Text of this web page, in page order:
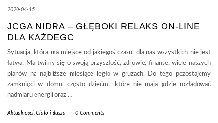
2020-04-15
JOGA NIDRA – GŁĘBOKI RELAKS ON-LINE
DLA KAŻDEGO
Sytuacja, która ma miejsce od jakiegoś czasu, dla nas wszystkich nie jest
łatwa. Martwimy się o swoją przyszłość, zdrowie, finanse, wiele naszych
planów na najbliższe miesiące legło w gruzach. Do tego pozostajemy
zamknięci w domu, często dziećmi, które nie mają gdzie rozładować
nadmiaru energii oraz …
Aktualności Ciało i dusza - 0 Comments